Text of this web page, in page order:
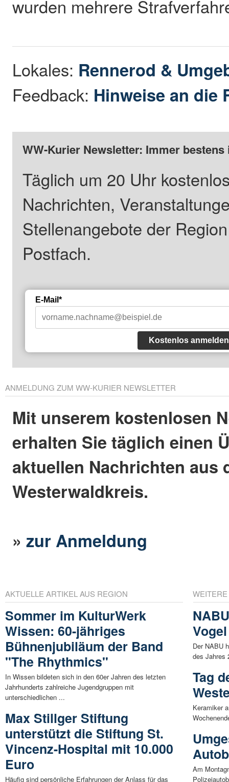
wurden mehrere
Lokales: Rennerod &
Feedback: Hinweise an die
WW-Kurier Newsletter: Immer
Täglich um 20 Uhr
Nachrichten,
Stellenangebote der
Postfach.
E-Mail*
Kostenlos anmelden
ANMELDUNG ZUM WW-KURIER NEWSLETTER
Mit unserem kostenlosen
erhalten Sie täglich einen
aktuellen Nachrichten aus
Westerwaldkreis.
»zur Anmeldung
AKTUELLE ARTIKEL AUS REGION
Sommer im KulturWerk
Wissen: 60-jähriges
Bühnenjubiläum der Band
"The Rhythmics"
In Wissen bildeten sich in den 60er Jahren des letzten
Jahrhunderts zahlreiche Jugendgruppen mit
unterschiedlichen ...
Max Stillger Stiftung
unterstützt die Stiftung St.
Vincenz-Hospital mit 10.000
Euro
Häufig sind persönliche Erfahrungen der Anlass für das
Der NABU
des Jahres
Tag
Keramiker
Am